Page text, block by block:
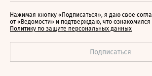
Нажимая кнопку «Подписаться», я даю свое
от «Ведомости» и подтверждаю, что
Политику по защите персональных данных